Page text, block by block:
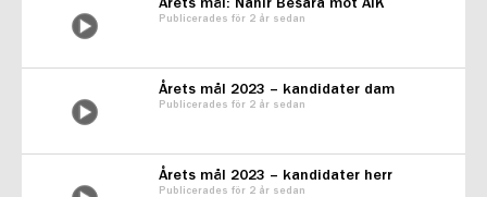
Publicerades för 2 år sedan
Årets mål 2023 – kandidater dam
Publicerades för 2 år sedan
Årets mål 2023 – kandidater herr
Publicerades för 2 år sedan